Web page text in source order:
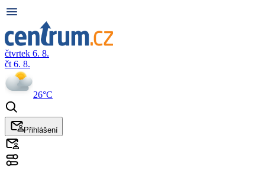
čtvrtek 6. 8.
čt 6. 8.
26°C
Přihlášení